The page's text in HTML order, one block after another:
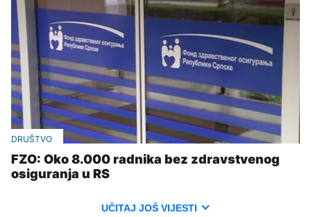
DRUŠTVO
FZO: Oko 8.000 radnika bez zdravstvenog
osiguranja u RS
UČITAJ JOŠ VIJESTI